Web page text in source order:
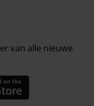
van alle nieuwe